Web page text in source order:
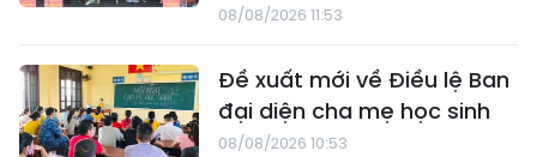
08/08/2026 11:53
Đề xuất mới về Điều lệ Ban
đại diện cha mẹ học sinh
08/08/2026 10:53